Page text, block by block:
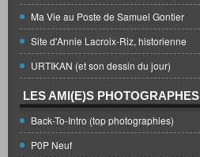
Ma Vie au Poste de Samuel Gontier
Site d'Annie Lacroix-Riz, historienne
URTIKAN (et son dessin du jour)
LES AMI(E)S PHOTOGRAPHES
Back-To-Intro (top photographies)
P0P Neuf